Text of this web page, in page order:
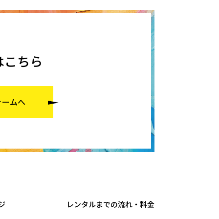
ちら
ムへ
レンタルまでの流れ・料金